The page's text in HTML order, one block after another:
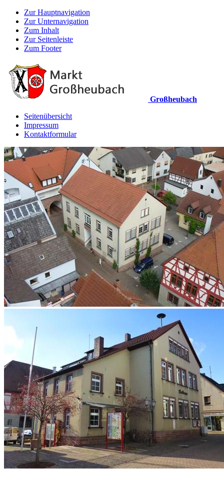
Zur Hauptnavigation
Zur Unternavigation
Zum Inhalt
Zur Seitenleiste
Zum Footer
Großheubach
Seitenübersicht
Impressum
Kontaktformular